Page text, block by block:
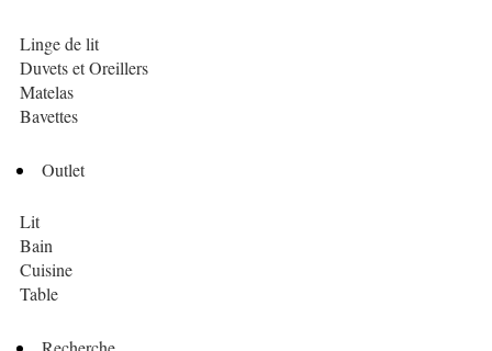
Linge de lit
Duvets et Oreillers
Matelas
Bavettes
Outlet
Lit
Bain
Cuisine
Table